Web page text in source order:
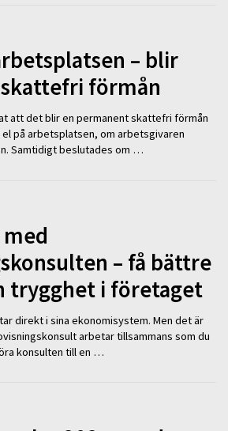
– blir
förmån
att det blir en permanent skattefri förmån
på arbetsplatsen, om arbetsgivaren
Samtidigt beslutades om …
– få bättre
trygghet i företaget
direkt i sina ekonomisystem. Men det är
arbetar tillsammans som du
konsulten till en …